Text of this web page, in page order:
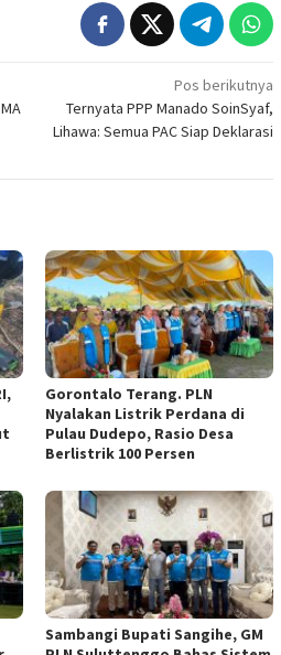
Pos berikutnya
Ternyata PPP Manado SoinSyaf,
Lihawa: Semua PAC Siap Deklarasi
Gorontalo Terang. PLN
Nyalakan Listrik Perdana di
Pulau Dudepo, Rasio Desa
Berlistrik 100 Persen
Sambangi Bupati Sangihe, GM